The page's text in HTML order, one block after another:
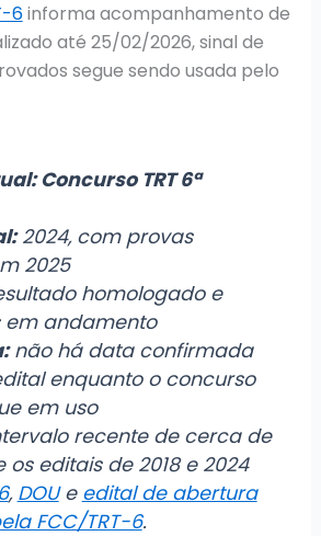
6informa acompanhamento de
até 25/02/2026, sinal de
segue sendo usada pelo
Concurso TRT 6ª
2024, com provas
2025
homologado e
em andamento
não há data confirmada
enquanto o concurso
em uso
recente de cerca de
os editais de 2018 e 2024
, DOUe edital de abertura
FCC/TRT-6.